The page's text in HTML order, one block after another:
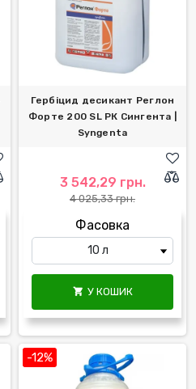
Гербіцид десикант Реглон
Форте 200 SL РК Сингента |
Syngenta
3 542,29 грн.
4 025,33 грн.
Фасовка
 У КОШИК
-12%